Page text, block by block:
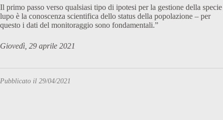
Il primo passo verso qualsiasi tipo di ipotesi per la gestione della specie
lupo è la conoscenza scientifica dello status della popolazione – per
questo i dati del monitoraggio sono fondamentali.”
Giovedì, 29 aprile 2021
Pubblicato il 29/04/2021